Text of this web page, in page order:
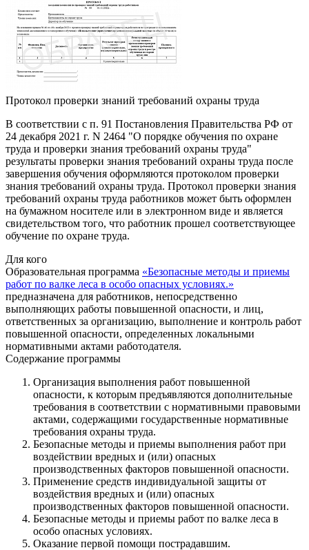
Протокол проверки знаний требований охраны труда
В соответствии с п. 91 Постановления Правительства РФ от
24 декабря 2021 г. N 2464 "О порядке обучения по охране
труда и проверки знания требований охраны труда"
результаты проверки знания требований охраны труда после
завершения обучения оформляются протоколом проверки
знания требований охраны труда. Протокол проверки знания
требований охраны труда работников может быть оформлен
на бумажном носителе или в электронном виде и является
свидетельством того, что работник прошел соответствующее
обучение по охране труда.
Для кого
Образовательная программа «Безопасные методы и приемы
работ по валке леса в особо опасных условиях.»
предназначена для работников, непосредственно
выполняющих работы повышенной опасности, и лиц,
ответственных за организацию, выполнение и контроль работ
повышенной опасности, определенных локальными
нормативными актами работодателя.
Содержание программы
Организация выполнения работ повышенной
опасности, к которым предъявляются дополнительные
требования в соответствии с нормативными правовыми
актами, содержащими государственные нормативные
требования охраны труда.
Безопасные методы и приемы выполнения работ при
воздействии вредных и (или) опасных
производственных факторов повышенной опасности.
Применение средств индивидуальной защиты от
воздействия вредных и (или) опасных
производственных факторов повышенной опасности.
Безопасные методы и приемы работ по валке леса в
особо опасных условиях.
Оказание первой помощи пострадавшим.